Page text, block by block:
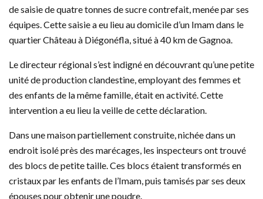
de saisie de quatre tonnes de sucre contrefait, menée par ses
équipes. Cette saisie a eu lieu au domicile d’un Imam dans le
quartier Château à Diégonéfla, situé à 40 km de Gagnoa.
Le directeur régional s’est indigné en découvrant qu’une petite
unité de production clandestine, employant des femmes et
des enfants de la même famille, était en activité. Cette
intervention a eu lieu la veille de cette déclaration.
Dans une maison partiellement construite, nichée dans un
endroit isolé près des marécages, les inspecteurs ont trouvé
des blocs de petite taille. Ces blocs étaient transformés en
cristaux par les enfants de l’Imam, puis tamisés par ses deux
épouses pour obtenir une poudre.